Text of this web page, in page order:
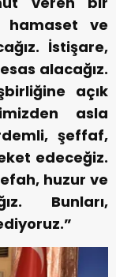
hamaset ve
İstişare,
alacağız.
açık
asla
şeffaf,
edeceğiz.
huzur ve
Bunları,